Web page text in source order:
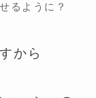
るように？
から